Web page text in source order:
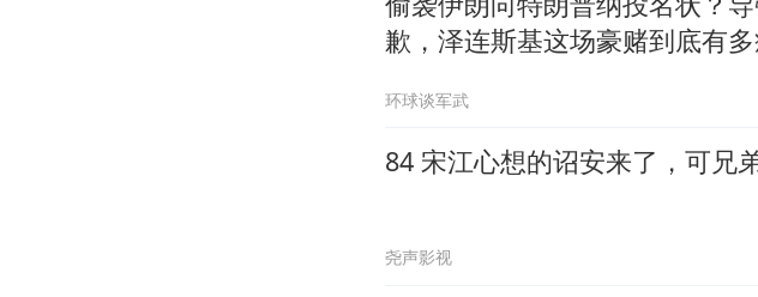
歉，泽连斯基这场豪赌到底有多
环球谈军武
84 宋江心想的诏安来了，可兄
尧声影视